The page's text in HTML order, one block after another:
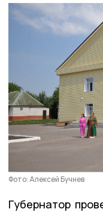
Фото: Алексей Бучнев
Губернатор